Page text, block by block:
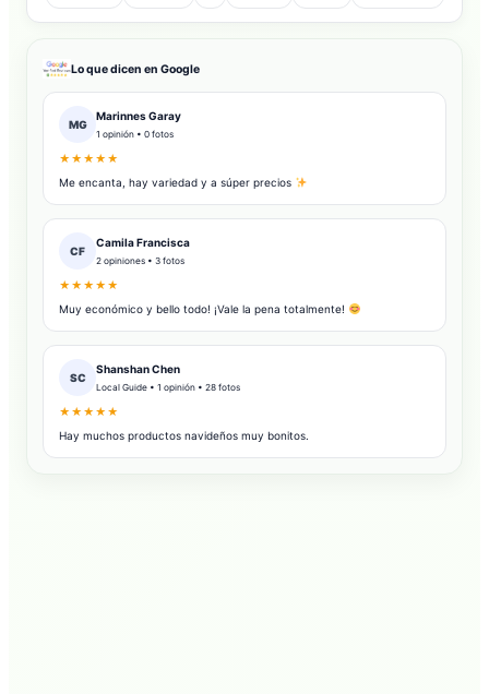
Lo que dicen en Google
MG
Marinnes Garay
1 opinión • 0 fotos
★★★★★
Me encanta, hay variedad y a súper precios
CF
Camila Francisca
2 opiniones • 3 fotos
★★★★★
Muy económico y bello todo! ¡Vale la pena totalmente!
SC
Shanshan Chen
Local Guide • 1 opinión • 28 fotos
★★★★★
Hay muchos productos navideños muy bonitos.